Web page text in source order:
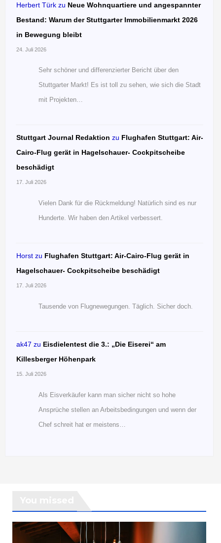
Herbert Türk zu Neue Wohnquartiere und angespannter
Bestand: Warum der Stuttgarter Immobilienmarkt 2026
in Bewegung bleibt
24. Juli 2026
Sehr schöner und differenzierter Bericht über den
Stuttgarter Markt! Es ist toll zu sehen, wie sich die Stadt
mit Projekten…
Stuttgart Journal Redaktion zu Flughafen Stuttgart: Air-
Cairo-Flug gerät in Hagelschauer- Cockpitscheibe
beschädigt
17. Juli 2026
Vielen Dank für die Rückmeldung! Natürlich sind es nur
Hunderte. Wir haben den Artikel verbessert.
Horst zu Flughafen Stuttgart: Air-Cairo-Flug gerät in
Hagelschauer- Cockpitscheibe beschädigt
17. Juli 2026
Tausende von Flugnewegungen. Täglich. Sicher doch.
ak47 zu Eisdielentest die 3.: „Die Eiserei“ am
Killesberger Höhenpark
15. Juli 2026
Als Eisverkäufer kann man sicher nicht so hohe
Ansprüche stellen an Arbeitsbedingungen und wenn der
Chef schreit hat er meistens…